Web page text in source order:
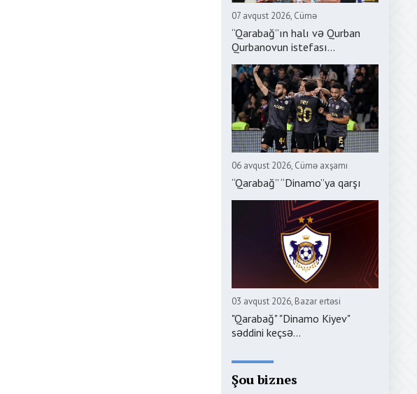
07 avqust 2026, Cümə
“Qarabağ”ın halı və Qurban
Qurbanovun istefası...
06 avqust 2026, Cümə axşamı
“Qarabağ” “Dinamo”ya qarşı
03 avqust 2026, Bazar ertəsi
"Qarabağ" "Dinamo Kiyev"
səddini keçsə...
Şou biznes